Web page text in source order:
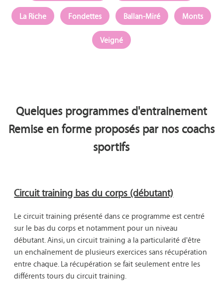
La Riche Fondettes Ballan-Miré
Monts
Veigné
Quelques programmes d'entrainement
Remise en forme proposés par nos coachs
sportifs
Circuit training bas du corps (débutant)
Le circuit training présenté dans ce programme est centré
sur le bas du corps et notamment pour un niveau
débutant. Ainsi, un circuit training a la particularité d'être
un enchaînement de plusieurs exercices sans récupération
entre chaque. La récupération se fait seulement entre les
différents tours du circuit training.